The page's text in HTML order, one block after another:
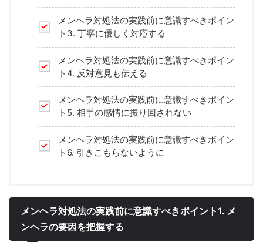
メンヘラ対処法の実践前に意識すべきポイン
ト3. 丁寧に優しく対応する
メンヘラ対処法の実践前に意識すべきポイン
ト4. 反対意見も伝える
メンヘラ対処法の実践前に意識すべきポイン
ト5. 相手の感情に振り回されない
メンヘラ対処法の実践前に意識すべきポイン
ト6. 引きこもらないように
メンヘラ対処法の実践前に意識すべきポイント1. メ
ンヘラの要因を把握する